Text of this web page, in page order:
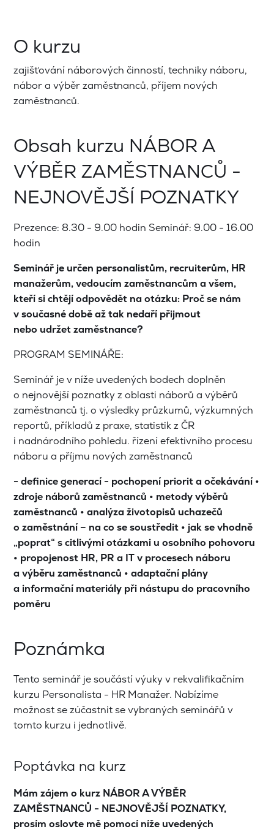
O kurzu
zajišťování náborových činností, techniky náboru,
nábor a výběr zaměstnanců, příjem nových
zaměstnanců.
Obsah kurzu NÁBOR A
VÝBĚR ZAMĚSTNANCŮ -
NEJNOVĚJŠÍ POZNATKY
Prezence: 8.30 - 9.00 hodin Seminář: 9.00 - 16.00
hodin
Seminář je určen personalistům, recruiterům, HR
manažerům, vedoucím zaměstnancům a všem,
kteří si chtějí odpovědět na otázku: Proč se nám
v současné době až tak nedaří přijmout
nebo udržet zaměstnance?
PROGRAM SEMINÁŘE:
Seminář je v níže uvedených bodech doplněn
o nejnovější poznatky z oblasti náborů a výběrů
zaměstnanců tj. o výsledky průzkumů, výzkumných
reportů, příkladů z praxe, statistik z ČR
i nadnárodního pohledu. řízení efektivního procesu
náboru a příjmu nových zaměstnanců
- definice generací - pochopení priorit a očekávání •
zdroje náborů zaměstnanců • metody výběrů
zaměstnanců • analýza životopisů uchazečů
o zaměstnání – na co se soustředit • jak se vhodně
„poprat“ s citlivými otázkami u osobního pohovoru
• propojenost HR, PR a IT v procesech náboru
a výběru zaměstnanců • adaptační plány
a informační materiály při nástupu do pracovního
poměru
Poznámka
Tento seminář je součástí výuky v rekvalifikačním
kurzu Personalista - HR Manažer. Nabízíme
možnost se zúčastnit se vybraných seminářů v
tomto kurzu i jednotlivě.
Poptávka na kurz
Mám zájem o kurz NÁBOR A VÝBĚR
ZAMĚSTNANCŮ - NEJNOVĚJŠÍ POZNATKY,
prosím oslovte mě pomocí níže uvedených